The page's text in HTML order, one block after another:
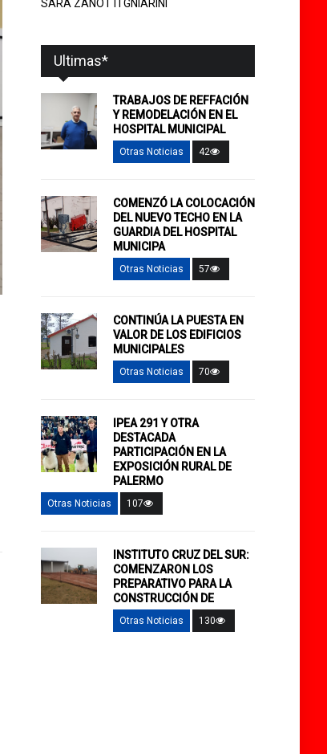
SARA ZANOTTI GNIARINI
Ultimas*
TRABAJOS DE REFFACIÓN
Y REMODELACIÓN EN EL
HOSPITAL MUNICIPAL
Otras Noticias 42
COMENZÓ LA COLOCACIÓN
DEL NUEVO TECHO EN LA
GUARDIA DEL HOSPITAL
MUNICIPA
Otras Noticias 57
CONTINÚA LA PUESTA EN
VALOR DE LOS EDIFICIOS
MUNICIPALES
Otras Noticias 70
IPEA 291 Y OTRA
DESTACADA
PARTICIPACIÓN EN LA
EXPOSICIÓN RURAL DE
PALERMO
Otras Noticias 107
INSTITUTO CRUZ DEL SUR:
COMENZARON LOS
PREPARATIVO PARA LA
CONSTRUCCIÓN DE
Otras Noticias 130